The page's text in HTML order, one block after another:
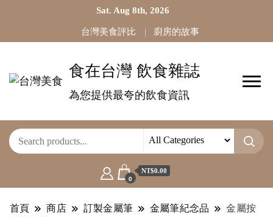
Sat. Aug 8th, 2026
台灣美食評比 廚房的故事
食在台灣 飲食雜誌
為您提供最夸的飲食資訊
0
NT$0.00
首頁 商店 訂製金屬筆 金屬筆紀念品
金屬按